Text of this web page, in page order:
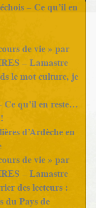
– Ce qu’il en
de vie » par
– Lamastre
le mot culture, je
Ce qu’il en reste…
d’Ardèche en
de vie » par
– Lamastre
des lecteurs :
du Pays de